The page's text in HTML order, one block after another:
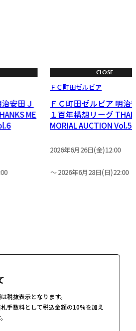
安田Ｊ
ME
CLOSE
ＦＣ町田ゼルビア
ＦＣ町田ゼルビア 明治
１百年構想リーグ
MORIAL AUCTION Vol.5
2026年6月26日(金)12:00
2026年6月28日(日)22:00
税抜表示となります。
手数料として税込金額の10%を加え